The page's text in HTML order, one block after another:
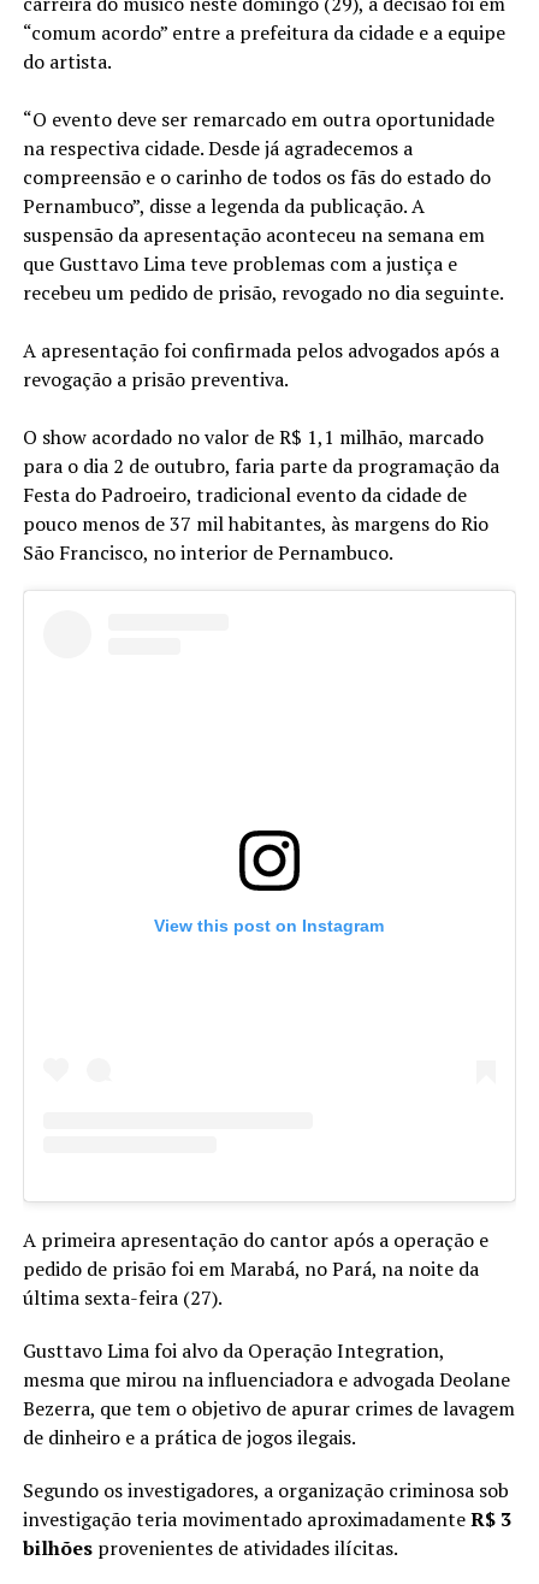
“comum acordo” entre a prefeitura da cidade e a equipe
do artista.
“O evento deve ser remarcado em outra oportunidade
na respectiva cidade. Desde já agradecemos a
compreensão e o carinho de todos os fãs do estado do
Pernambuco”, disse a legenda da publicação. A
suspensão da apresentação aconteceu na semana em
que Gusttavo Lima teve problemas com a justiça e
recebeu um pedido de prisão, revogado no dia seguinte.
A apresentação foi confirmada pelos advogados após a
revogação a prisão preventiva.
O show acordado no valor de R$ 1,1 milhão, marcado
para o dia 2 de outubro, faria parte da programação da
Festa do Padroeiro, tradicional evento da cidade de
pouco menos de 37 mil habitantes, às margens do Rio
São Francisco, no interior de Pernambuco.
View this post on Instagram
A primeira apresentação do cantor após a operação e
pedido de prisão foi em Marabá, no Pará, na noite da
última sexta-feira (27).
Gusttavo Lima foi alvo da Operação Integration,
mesma que mirou na influenciadora e advogada Deolane
Bezerra, que tem o objetivo de apurar crimes de lavagem
de dinheiro e a prática de jogos ilegais.
Segundo os investigadores, a organização criminosa sob
investigação teria movimentado aproximadamenteR$ 3
bilhõesprovenientes de atividades ilícitas.